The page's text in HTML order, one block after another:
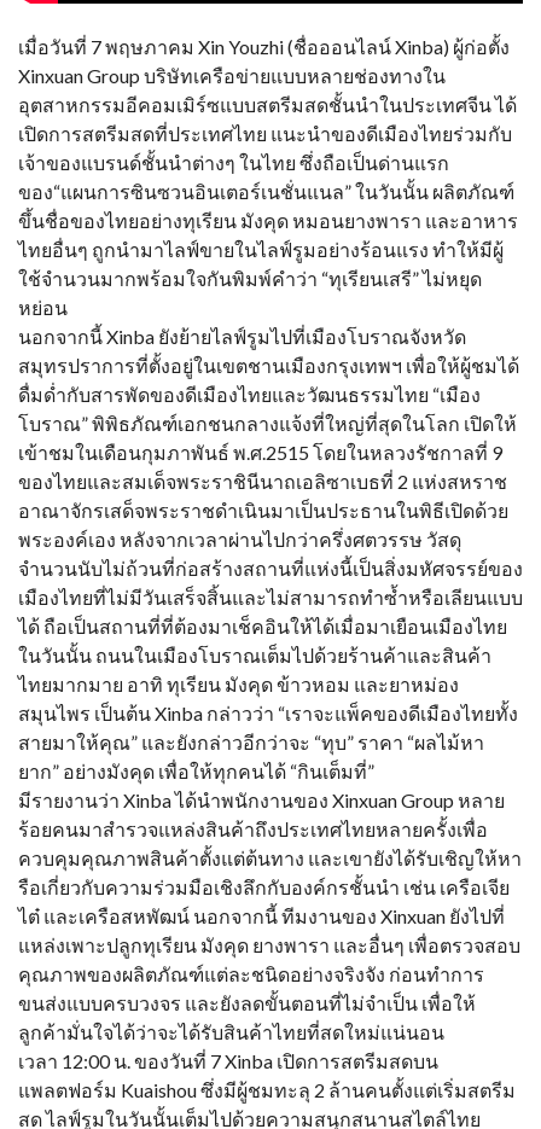
เมื่อวันที่ 7 พฤษภาคม Xin Youzhi (ชื่อออนไลน์ Xinba) ผู้ก่อตั้ง
Xinxuan Group บริษัทเครือข่ายแบบหลายช่องทางใน
อุตสาหกรรมอีคอมเมิร์ซแบบสตรีมสดชั้นนำในประเทศจีน ได้
เปิดการสตรีมสดที่ประเทศไทย แนะนำของดีเมืองไทยร่วมกับ
เจ้าของแบรนด์ชั้นนำต่างๆ ในไทย ซึ่งถือเป็นด่านแรก
ของ“แผนการซินซวนอินเตอร์เนชั่นแนล” ในวันนั้น ผลิตภัณฑ์
ขึ้นชื่อของไทยอย่างทุเรียน มังคุด หมอนยางพารา และอาหาร
ไทยอื่นๆ ถูกนำมาไลฟ์ขายในไลฟ์รูมอย่างร้อนแรง ทำให้มีผู้
ใช้จำนวนมากพร้อมใจกันพิมพ์คำว่า “ทุเรียนเสรี” ไม่หยุด
หย่อน
นอกจากนี้ Xinba ยังย้ายไลฟ์รูมไปที่เมืองโบราณจังหวัด
สมุทรปราการที่ตั้งอยู่ในเขตชานเมืองกรุงเทพฯ เพื่อให้ผู้ชมได้
ดื่มด่ำกับสารพัดของดีเมืองไทยและวัฒนธรรมไทย “เมือง
โบราณ” พิพิธภัณฑ์เอกชนกลางแจ้งที่ใหญ่ที่สุดในโลก เปิดให้
เข้าชมในเดือนกุมภาพันธ์ พ.ศ.2515 โดยในหลวงรัชกาลที่ 9
ของไทยและสมเด็จพระราชินีนาถเอลิซาเบธที่ 2 แห่งสหราช
อาณาจักรเสด็จพระราชดำเนินมาเป็นประธานในพิธีเปิดด้วย
พระองค์เอง หลังจากเวลาผ่านไปกว่าครึ่งศตวรรษ วัสดุ
จำนวนนับไม่ถ้วนที่ก่อสร้างสถานที่แห่งนี้เป็นสิ่งมหัศจรรย์ของ
เมืองไทยที่ไม่มีวันเสร็จสิ้นและไม่สามารถทำซ้ำหรือเลียนแบบ
ได้ ถือเป็นสถานที่ที่ต้องมาเช็คอินให้ได้เมื่อมาเยือนเมืองไทย
ในวันนั้น ถนนในเมืองโบราณเต็มไปด้วยร้านค้าและสินค้า
ไทยมากมาย อาทิ ทุเรียน มังคุด ข้าวหอม และยาหม่อง
สมุนไพร เป็นต้น Xinba กล่าวว่า “เราจะแพ็คของดีเมืองไทยทั้ง
สายมาให้คุณ” และยังกล่าวอีกว่าจะ “ทุบ” ราคา “ผลไม้หา
ยาก” อย่างมังคุด เพื่อให้ทุกคนได้ “กินเต็มที่”
มีรายงานว่า Xinba ได้นำพนักงานของ Xinxuan Group หลาย
ร้อยคนมาสำรวจแหล่งสินค้าถึงประเทศไทยหลายครั้งเพื่อ
ควบคุมคุณภาพสินค้าตั้งแต่ต้นทาง และเขายังได้รับเชิญให้หา
รือเกี่ยวกับความร่วมมือเชิงลึกกับองค์กรชั้นนำ เช่น เครือเจีย
ไต๋ และเครือสหพัฒน์ นอกจากนี้ ทีมงานของ Xinxuan ยังไปที่
แหล่งเพาะปลูกทุเรียน มังคุด ยางพารา และอื่นๆ เพื่อตรวจสอบ
คุณภาพของผลิตภัณฑ์แต่ละชนิดอย่างจริงจัง ก่อนทำการ
ขนส่งแบบครบวงจร และยังลดขั้นตอนที่ไม่จำเป็น เพื่อให้
ลูกค้ามั่นใจได้ว่าจะได้รับสินค้าไทยที่สดใหม่แน่นอน
เวลา 12:00 น. ของวันที่ 7 Xinba เปิดการสตรีมสดบน
แพลตฟอร์ม Kuaishou ซึ่งมีผู้ชมทะลุ 2 ล้านคนตั้งแต่เริ่มสตรีม
สด ไลฟ์รูมในวันนั้นเต็มไปด้วยความสนุกสนานสไตล์ไทย